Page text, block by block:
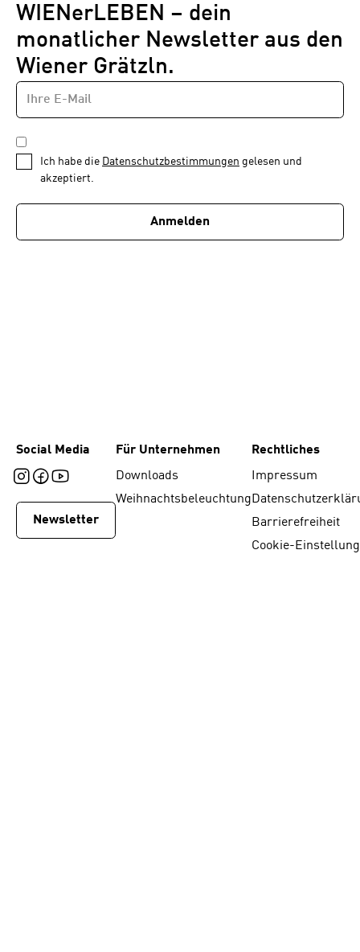
WIENerLEBEN – dein
monatlicher Newsletter aus den
Wiener Grätzln.
Newsletter
1
von
E-
MAIL-
ADRESSE
DATENSCHUTZBESTIMMUNGEN
*
Ich habe die Datenschutzbestimmungen gelesen und
akzeptiert.
Anmelden
Social Media
Newsletter
Für Unternehmen
Downloads
Weihnachtsbeleuchtung
Rechtliches
Impressum
Barrierefreiheit
Cookie-